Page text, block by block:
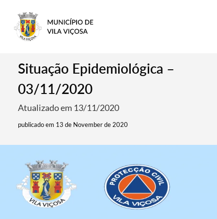
Situação Epidemiológica –
03/11/2020
Atualizado em 13/11/2020
publicado em 13 de November de 2020